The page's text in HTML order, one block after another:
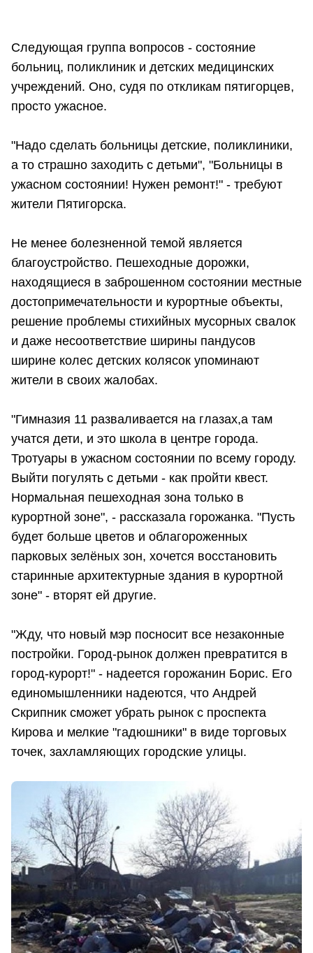
Следующая группа вопросов - состояние
больниц, поликлиник и детских медицинских
учреждений. Оно, судя по откликам пятигорцев,
просто ужасное.
"Надо сделать больницы детские, поликлиники,
а то страшно заходить с детьми", "Больницы в
ужасном состоянии! Нужен ремонт!" - требуют
жители Пятигорска.
Не менее болезненной темой является
благоустройство. Пешеходные дорожки,
находящиеся в заброшенном состоянии местные
достопримечательности и курортные объекты,
решение проблемы стихийных мусорных свалок
и даже несоответствие ширины пандусов
ширине колес детских колясок упоминают
жители в своих жалобах.
"Гимназия 11 разваливается на глазах,а там
учатся дети, и это школа в центре города.
Тротуары в ужасном состоянии по всему городу.
Выйти погулять с детьми - как пройти квест.
Нормальная пешеходная зона только в
курортной зоне", - рассказала горожанка. "Пусть
будет больше цветов и облагороженных
парковых зелёных зон, хочется восстановить
старинные архитектурные здания в курортной
зоне" - вторят ей другие.
"Жду, что новый мэр посносит все незаконные
постройки. Город-рынок должен превратится в
город-курорт!" - надеется горожанин Борис. Его
единомышленники надеются, что Андрей
Скрипник сможет убрать рынок с проспекта
Кирова и мелкие "гадюшники" в виде торговых
точек, захламляющих городские улицы.